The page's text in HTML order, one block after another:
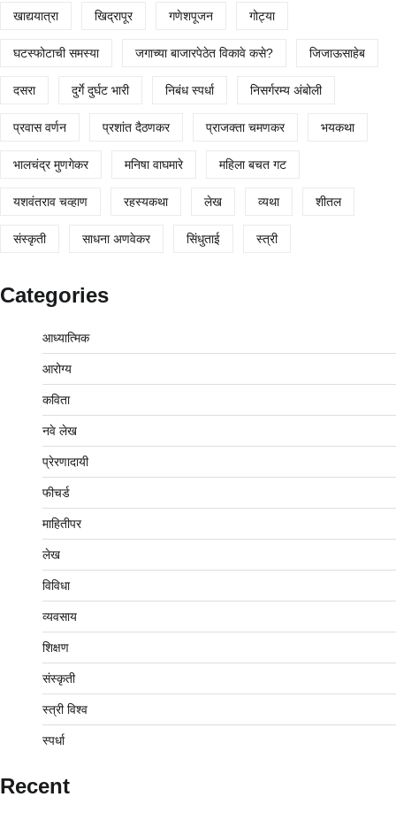
खाद्ययात्रा खिद्रापूर गणेशपूजन गोट्या
घटस्फोटाची समस्या जगाच्या बाजारपेठेत विकावे कसे? जिजाऊसाहेब
दसरा दुर्गे दुर्घट भारी निबंध स्पर्धा निसर्गरम्य अंबोली
प्रवास वर्णन प्रशांत दैठणकर प्राजक्ता चमणकर भयकथा
भालचंद्र मुणगेकर मनिषा वाघमारे महिला बचत गट
यशवंतराव चव्हाण रहस्यकथा लेख व्यथा शीतल
संस्कृती साधना अणवेकर सिंधुताई स्त्री
Categories
आध्यात्मिक
आरोग्य
कविता
नवे लेख
प्रेरणादायी
फीचर्ड
माहितीपर
लेख
विविधा
व्यवसाय
शिक्षण
संस्कृती
स्त्री विश्व
स्पर्धा
Recent